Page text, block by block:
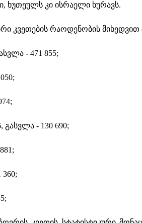
ხუთეულს კი ისრაელი ხურავს.
კვეთების რაოდენობის მიხედვით
- 471 855;
გასვლა - 130 690;